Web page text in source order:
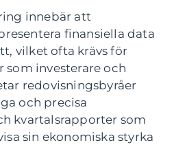
innebär att
finansiella data
vilket ofta krävs för
som investerare och
redovisningsbyråer
och precisa
kvartalsrapporter som
sin ekonomiska styrka